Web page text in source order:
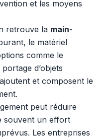
et les moyens
retrouve la main-
le matériel
comme le
d’objets
et composent le
peut réduire
souvent un effort
Les entreprises